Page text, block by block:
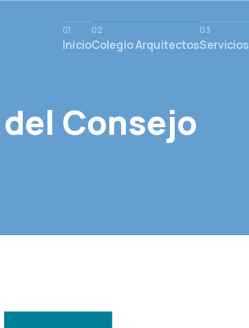
InicioColegio ArquitectosServicios
Consejo